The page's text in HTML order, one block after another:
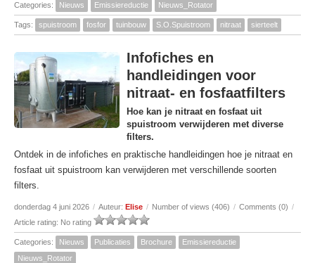
Categories: Nieuws Emissiereductie Nieuws_Rotator
Tags: spuistroom fosfor tuinbouw S.O.Spuistroom nitraat sierteelt
Infofiches en
handleidingen voor
nitraat- en fosfaatfilters
Hoe kan je nitraat en fosfaat uit
spuistroom verwijderen met diverse
filters.
Ontdek in de infofiches en praktische handleidingen hoe je nitraat en
fosfaat uit spuistroom kan verwijderen met verschillende soorten
filters.
donderdag 4 juni 2026 / Auteur: Elise / Number of views (406) / Comments (0) /
Article rating: No rating
Categories: Nieuws Publicaties Brochure
Emissiereductie
Nieuws_Rotator